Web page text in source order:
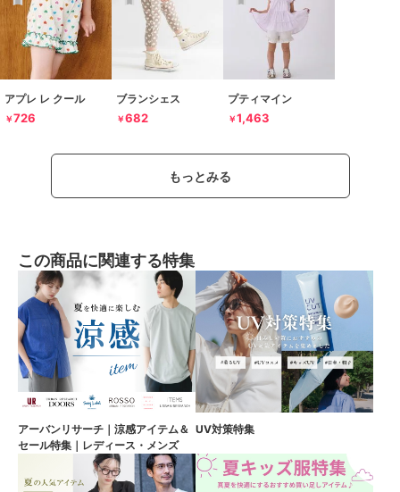
アプレ レ クール
￥726
ブランシェス
￥682
プティマイン
￥1,463
もっとみる
この商品に関連する特集
アーバンリサーチ｜涼感アイテム＆
セール特集｜レディース・メンズ
UV対策特集